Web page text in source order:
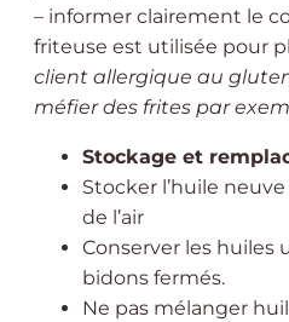
– informer clairement le
friteuse est utilisée pour
client allergique au
méfier des frites par
Stockage et
Stocker l’huile
de l’air
Conserver les huiles
bidons fermés.
Ne pas mélanger